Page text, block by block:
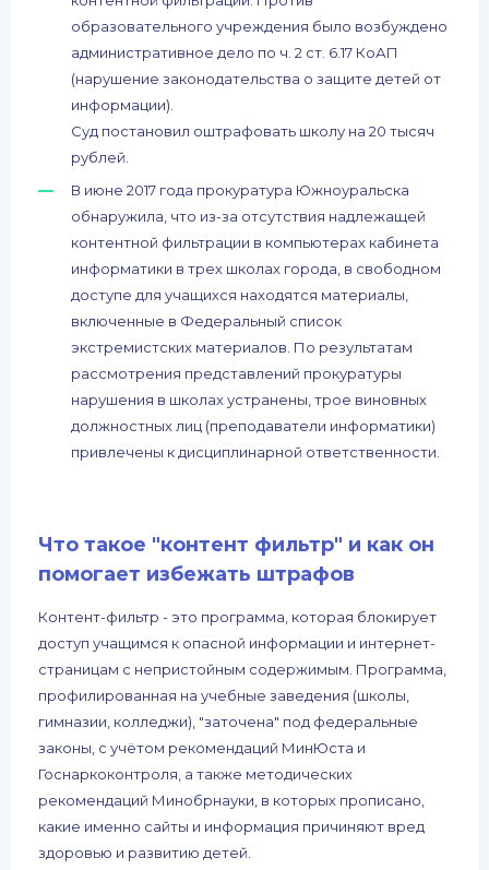
образовательного учреждения было возбуждено
административное дело по ч. 2 ст. 6.17 КоАП
(нарушение законодательства о защите детей от
информации).
Суд постановил оштрафовать школу на 20 тысяч
рублей.
В июне 2017 года прокуратура Южноуральска
обнаружила, что из-за отсутствия надлежащей
контентной фильтрации в компьютерах кабинета
информатики в трех школах города, в свободном
доступе для учащихся находятся материалы,
включенные в Федеральный список
экстремистских материалов. По результатам
рассмотрения представлений прокуратуры
нарушения в школах устранены, трое виновных
должностных лиц (преподаватели информатики)
привлечены к дисциплинарной ответственности.
Что такое "контент фильтр" и как он
помогает избежать штрафов
Контент-фильтр - это программа, которая блокирует
доступ учащимся к опасной информации и интернет-
страницам с непристойным содержимым. Программа,
профилированная на учебные заведения (школы,
гимназии, колледжи), "заточена" под федеральные
законы, с учётом рекомендаций МинЮста и
Госнаркоконтроля, а также методических
рекомендаций Минобрнауки, в которых прописано,
какие именно сайты и информация причиняют вред
здоровью и развитию детей.